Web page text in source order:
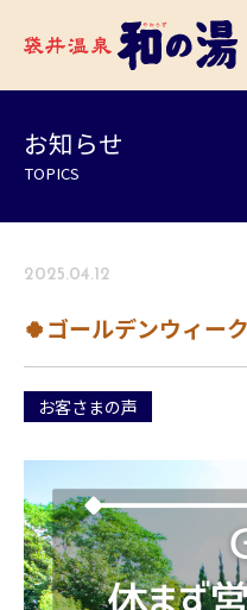
お知らせ
TOPICS
2025.04.12
🍀ゴールデンウィー
お客さまの声